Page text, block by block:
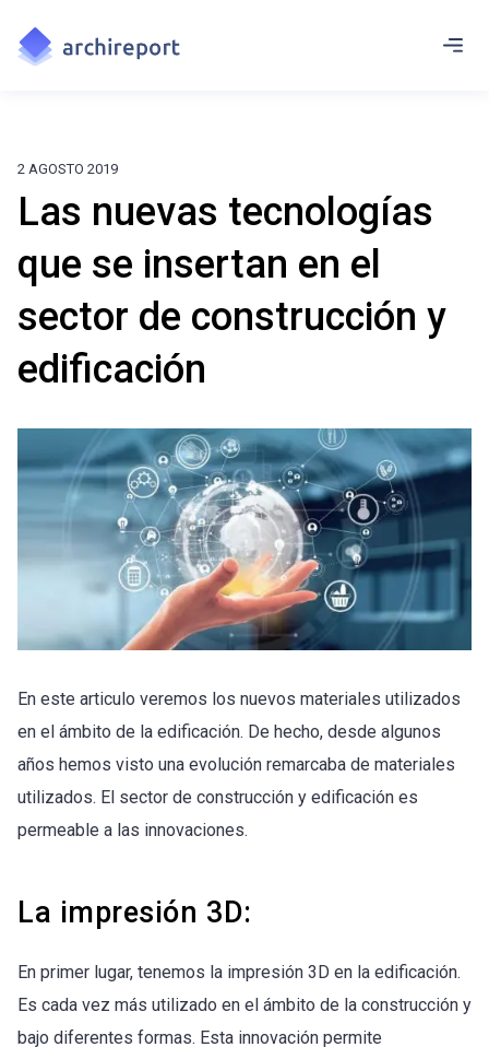
2 AGOSTO 2019
Las nuevas tecnologías
que se insertan en el
sector de construcción y
edificación
En este articulo veremos los nuevos materiales utilizados
en el ámbito de la edificación. De hecho, desde algunos
años hemos visto una evolución remarcaba de materiales
utilizados. El sector de construcción y edificación es
permeable a las innovaciones.
La impresión 3D:
En primer lugar, tenemos la impresión 3D en la edificación.
Es cada vez más utilizado en el ámbito de la construcción y
bajo diferentes formas. Esta innovación permite